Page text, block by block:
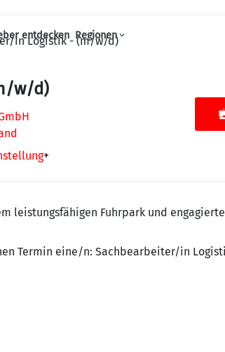
entdecken Regionen
in Logistik - (m/w/d)
w/d)
+
leistungsfähigen Fuhrpark und
Termin eine/n: Sachbearbeiter/in